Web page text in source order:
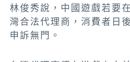
林俊秀說，中國遊戲若要
灣合法代理商，消費者日
申訴無門。